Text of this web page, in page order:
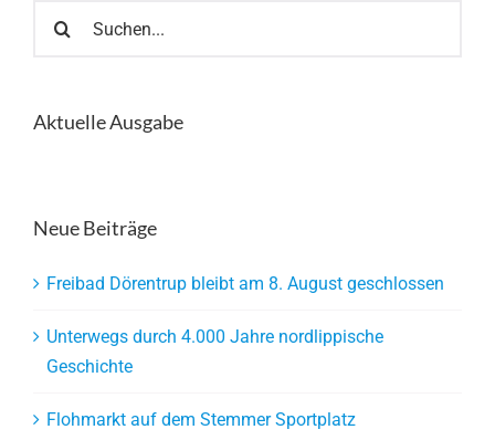
nach:
Aktuelle Ausgabe
Neue Beiträge
Freibad Dörentrup bleibt am 8. August geschlossen
Unterwegs durch 4.000 Jahre nordlippische
Geschichte
Flohmarkt auf dem Stemmer Sportplatz